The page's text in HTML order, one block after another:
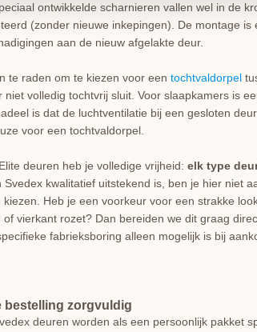
ontwikkelde scharnieren vallen wel in de
(zonder nieuwe inkepingen). De montage is
aan de nieuw afgelakte deur.
te raden om te kiezen voor een tochtvaldorpel
niet volledig tochtvrij sluit. Voor slaapkamers is
is dat de luchtventilatie bij een gesloten
voor een tochtvaldorpel.
deuren heb je volledige vrijheid: elk type
Svedex kwalitatief uitstekend is, ben je hier niet
Heb je een voorkeur voor een strakke
vierkant rozet? Dan bereiden we dit graag
fabrieksboring alleen mogelijk is bij
bestelling zorgvuldig
deuren worden als een persoonlijk pakket